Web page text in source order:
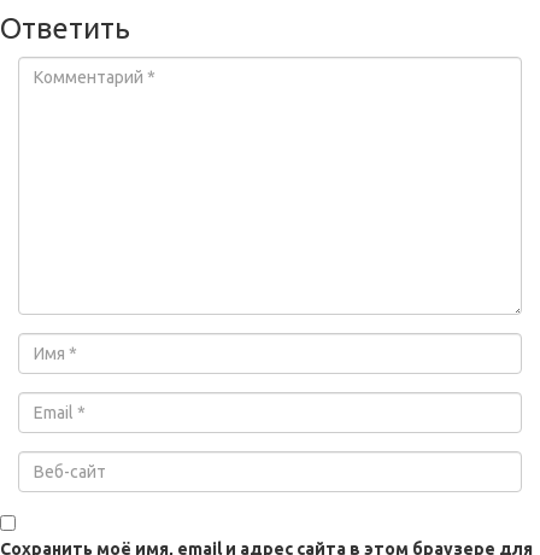
Ответить
Сохранить моё имя, email и адрес сайта в этом браузере для